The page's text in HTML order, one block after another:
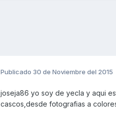
Publicado 30 de Noviembre del 2015
joseja86 yo soy de yecla y aqui
cascos,desde fotografias a